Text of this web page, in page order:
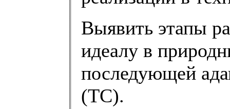
Выявить этапы
идеалу в
последующей
(ТС).